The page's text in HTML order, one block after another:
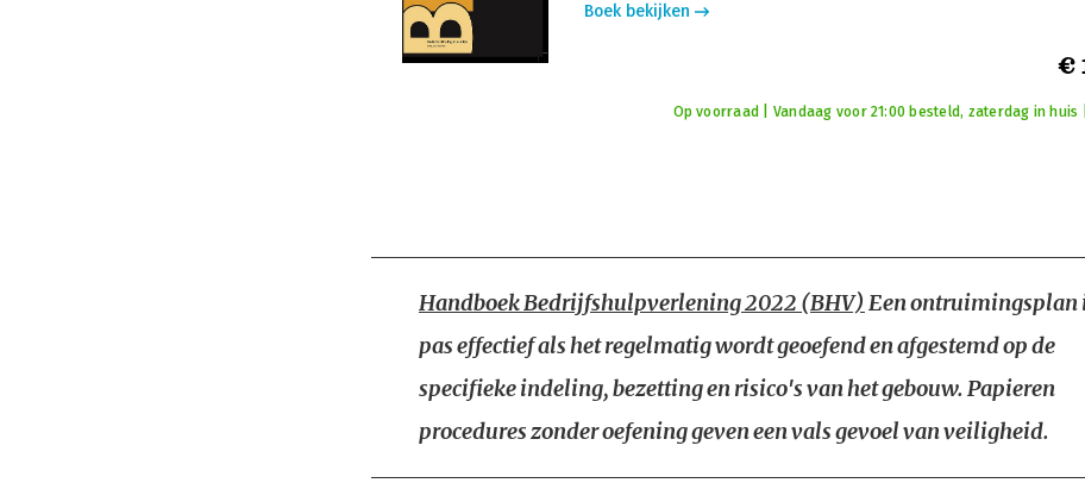
Boek bekijken
€
Op voorraad | Vandaag voor 21:00 besteld, zaterdag in
Handboek Bedrijfshulpverlening 2022 (BHV) Een ontruimingsplan
pas effectief als het regelmatig wordt geoefend en afgestemd op de
specifieke indeling, bezetting en risico's van het gebouw. Papieren
procedures zonder oefening geven een vals gevoel van veiligheid.